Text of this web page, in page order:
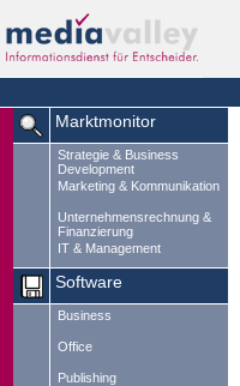
Marktmonitor
Strategie & Business
Development
Marketing & Kommunikation
Unternehmensrechnung &
Finanzierung
IT & Management
Software
Business
Office
Publishing